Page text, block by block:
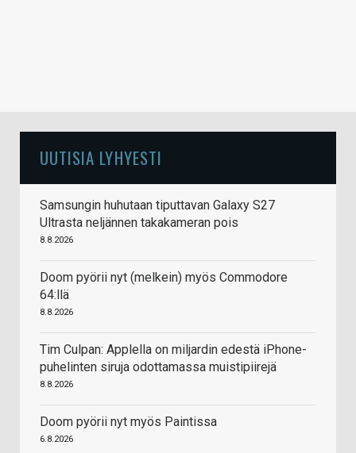
UUTISIA LYHYESTI
Samsungin huhutaan tiputtavan Galaxy S27
Ultrasta neljännen takakameran pois
8.8.2026
Doom pyörii nyt (melkein) myös Commodore
64:llä
8.8.2026
Tim Culpan: Applella on miljardin edestä iPhone-
puhelinten siruja odottamassa muistipiirejä
8.8.2026
Doom pyörii nyt myös Paintissa
6.8.2026